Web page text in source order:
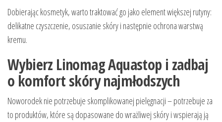
Dobierając kosmetyk, warto traktować go jako element większej rutyny:
delikatne czyszczenie, osuszanie skóry i następnie ochrona warstwą
kremu.
Wybierz Linomag Aquastop i zadbaj
o komfort skóry najmłodszych
Noworodek nie potrzebuje skomplikowanej pielęgnacji – potrzebuje za
to produktów, które są dopasowane do wrażliwej skóry i wspierają ją